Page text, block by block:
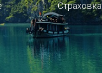
Страховка